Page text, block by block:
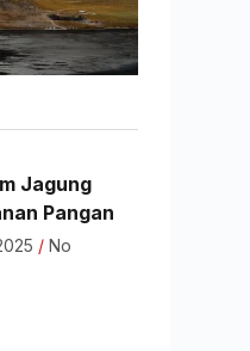
Jagung
Pangan
No